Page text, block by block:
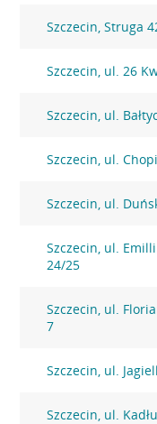
Szczecin, Struga
Szczecin, ul. 26
Szczecin, ul.
Szczecin, ul.
Szczecin, ul.
Szczecin, ul.
24/25
Szczecin, ul.
7
Szczecin, ul.
Szczecin, ul.